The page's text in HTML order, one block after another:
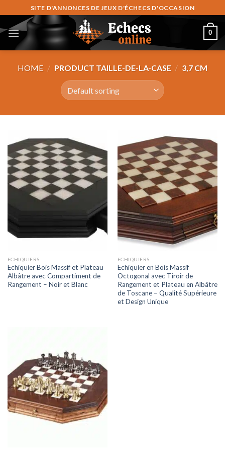
to
content
SITE D'ANNONCES DE JEUX D'ÉCHECS D'OCCASION
0
HOME / PRODUCT TAILLE-DE-LA-CASE / 3,7 CM
ECHIQUIERS
Echiquier Bois Massif et Plateau
Albâtre avec Compartiment de
Rangement – Noir et Blanc
ECHIQUIERS
Echiquier en Bois Massif
Octogonal avec Tiroir de
Rangement et Plateau en Albâtre
de Toscane – Qualité Supérieure
et Design Unique